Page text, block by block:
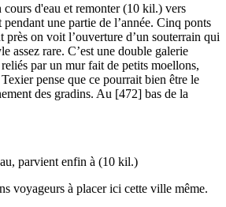
cours d'eau et remonter (10 kil.) vers
une partie de l’année. Cinq ponts
on voit l’ouverture d’un souterrain qui
assez rare. C’est une double galerie
par un mur fait de petits moellons,
pense que ce pourrait bien être le
des gradins. Au [472] bas de la
parvient enfin à (10 kil.)
voyageurs à placer ici cette ville même.